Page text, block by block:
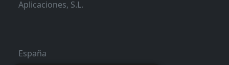
Aplicaciones, S.L.
España